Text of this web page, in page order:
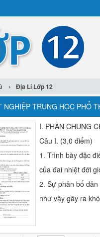
› Địa Lí Lớp 12
NGHIỆP TRUNG HỌC PHỔ
I. PHẦN CHUNG
Câu I. (3,0 điểm)
1. Trình bày đặc
của đai nhiệt đới
2. Sự phân bố
như vậy gây ra